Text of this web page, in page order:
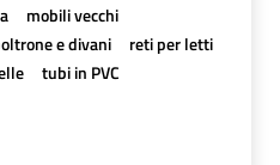
mobili vecchi
e divani
reti per letti
tubi in PVC